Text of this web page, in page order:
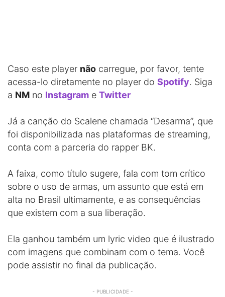
Caso este player não carregue, por favor, tente
acessa-lo diretamente no player do Spotify. Siga
a NM no Instagram e Twitter
Já a canção do Scalene chamada “Desarma”, que
foi disponibilizada nas plataformas de streaming,
conta com a parceria do rapper BK.
A faixa, como título sugere, fala com tom crítico
sobre o uso de armas, um assunto que está em
alta no Brasil ultimamente, e as consequências
que existem com a sua liberação.
Ela ganhou também um lyric video que é ilustrado
com imagens que combinam com o tema. Você
pode assistir no final da publicação.
- PUBLICIDADE -